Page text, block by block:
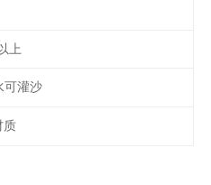
上
可灌沙
质